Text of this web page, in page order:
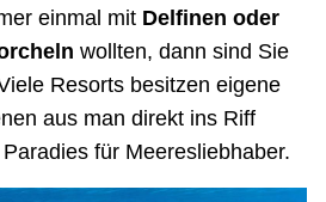
einmal mit Delfinen oder
wollten, dann sind Sie
Resorts besitzen eigene
aus man direkt ins Riff
für Meeresliebhaber.